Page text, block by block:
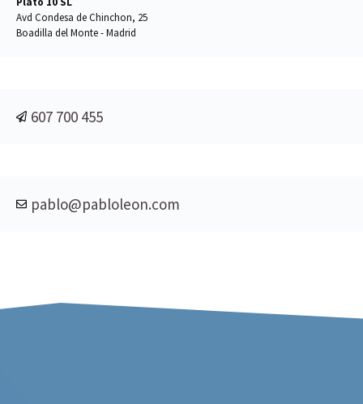
Avd Condesa de Chinchon, 25
Boadilla del Monte - Madrid
607 700 455
pablo@pabloleon.com